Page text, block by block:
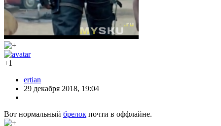
+1
ertian
29 декабря 2018, 19:04
Вот нормальный брелок почти в оффлайне.